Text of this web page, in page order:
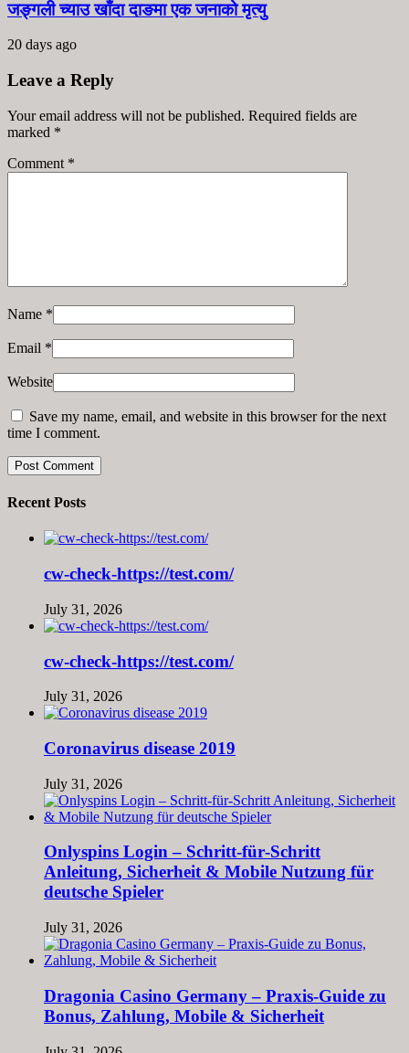
जङ्गली च्याउ खाँदा दाङमा एक जनाको मृत्यु
20 days ago
Leave a Reply
Your email address will not be published. Required fields are
marked *
Comment *
Name *
Email *
Website
Save my name, email, and website in this browser for the next
time I comment.
Recent Posts
cw-check-https://test.com/
July 31, 2026
cw-check-https://test.com/
July 31, 2026
Coronavirus disease 2019
July 31, 2026
Onlyspins Login – Schritt‑für‑Schritt
Anleitung, Sicherheit & Mobile Nutzung für
deutsche Spieler
July 31, 2026
Dragonia Casino Germany – Praxis‑Guide zu
Bonus, Zahlung, Mobile & Sicherheit